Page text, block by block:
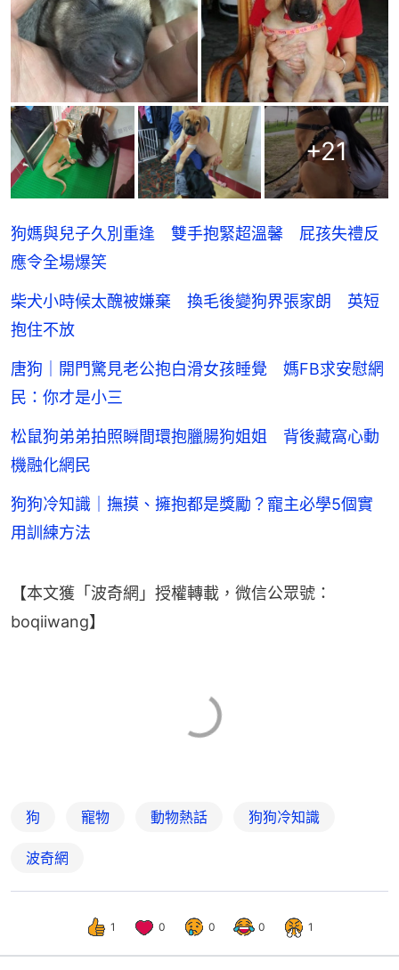
+21
狗媽與兒子久別重逢 雙手抱緊超溫馨 屁孩失禮反
應令全場爆笑
柴犬小時候太醜被嫌棄 換毛後變狗界張家朗 英短
抱住不放
唐狗｜開門驚見老公抱白滑女孩睡覺 媽FB求安慰網
民：你才是小三
松鼠狗弟弟拍照瞬間環抱臘腸狗姐姐 背後藏窩心動
機融化網民
狗狗冷知識｜撫摸、擁抱都是獎勵？寵主必學5個實
用訓練方法
【本文獲「波奇網」授權轉載，微信公眾號：
boqiiwang】
狗 寵物 動物熱話 狗狗冷知識
波奇網
1 0 0 0 1